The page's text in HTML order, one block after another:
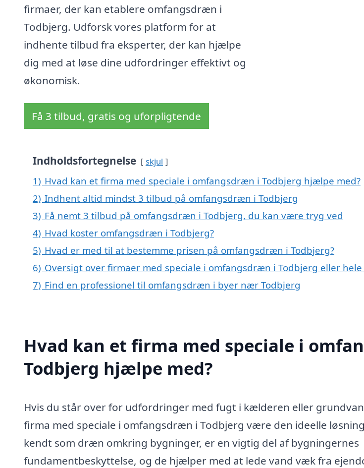
firmaer, der kan etablere omfangsdræn i
Todbjerg. Udforsk vores platform for at
indhente tilbud fra eksperter, der kan hjælpe
dig med at løse dine udfordringer effektivt og
økonomisk.
Få 3 tilbud, gratis og uforpligtende
Indholdsfortegnelse skjul
1) Hvad kan et firma med speciale i omfangsdræn i Todbjerg hjælpe med?
2) Indhent altid mindst 3 tilbud på omfangsdræn i Todbjerg
3) Få nemt 3 tilbud på omfangsdræn i Todbjerg, du kan være tryg ved
4) Hvad koster omfangsdræn i Todbjerg?
5) Hvad er med til at bestemme prisen på omfangsdræn i Todbjerg?
6) Oversigt over firmaer med speciale i omfangsdræn i Todbjerg eller
7) Find en professionel til omfangsdræn i byer nær Todbjerg
Hvad kan et firma med speciale i
Todbjerg hjælpe med?
Hvis du står over for udfordringer med fugt i kælderen eller
firma med speciale i omfangsdræn i Todbjerg være den ideelle
kendt som dræn omkring bygninger, er en vigtig del af bygningernes
fundamentbeskyttelse, og de hjælper med at lede vand væk fra